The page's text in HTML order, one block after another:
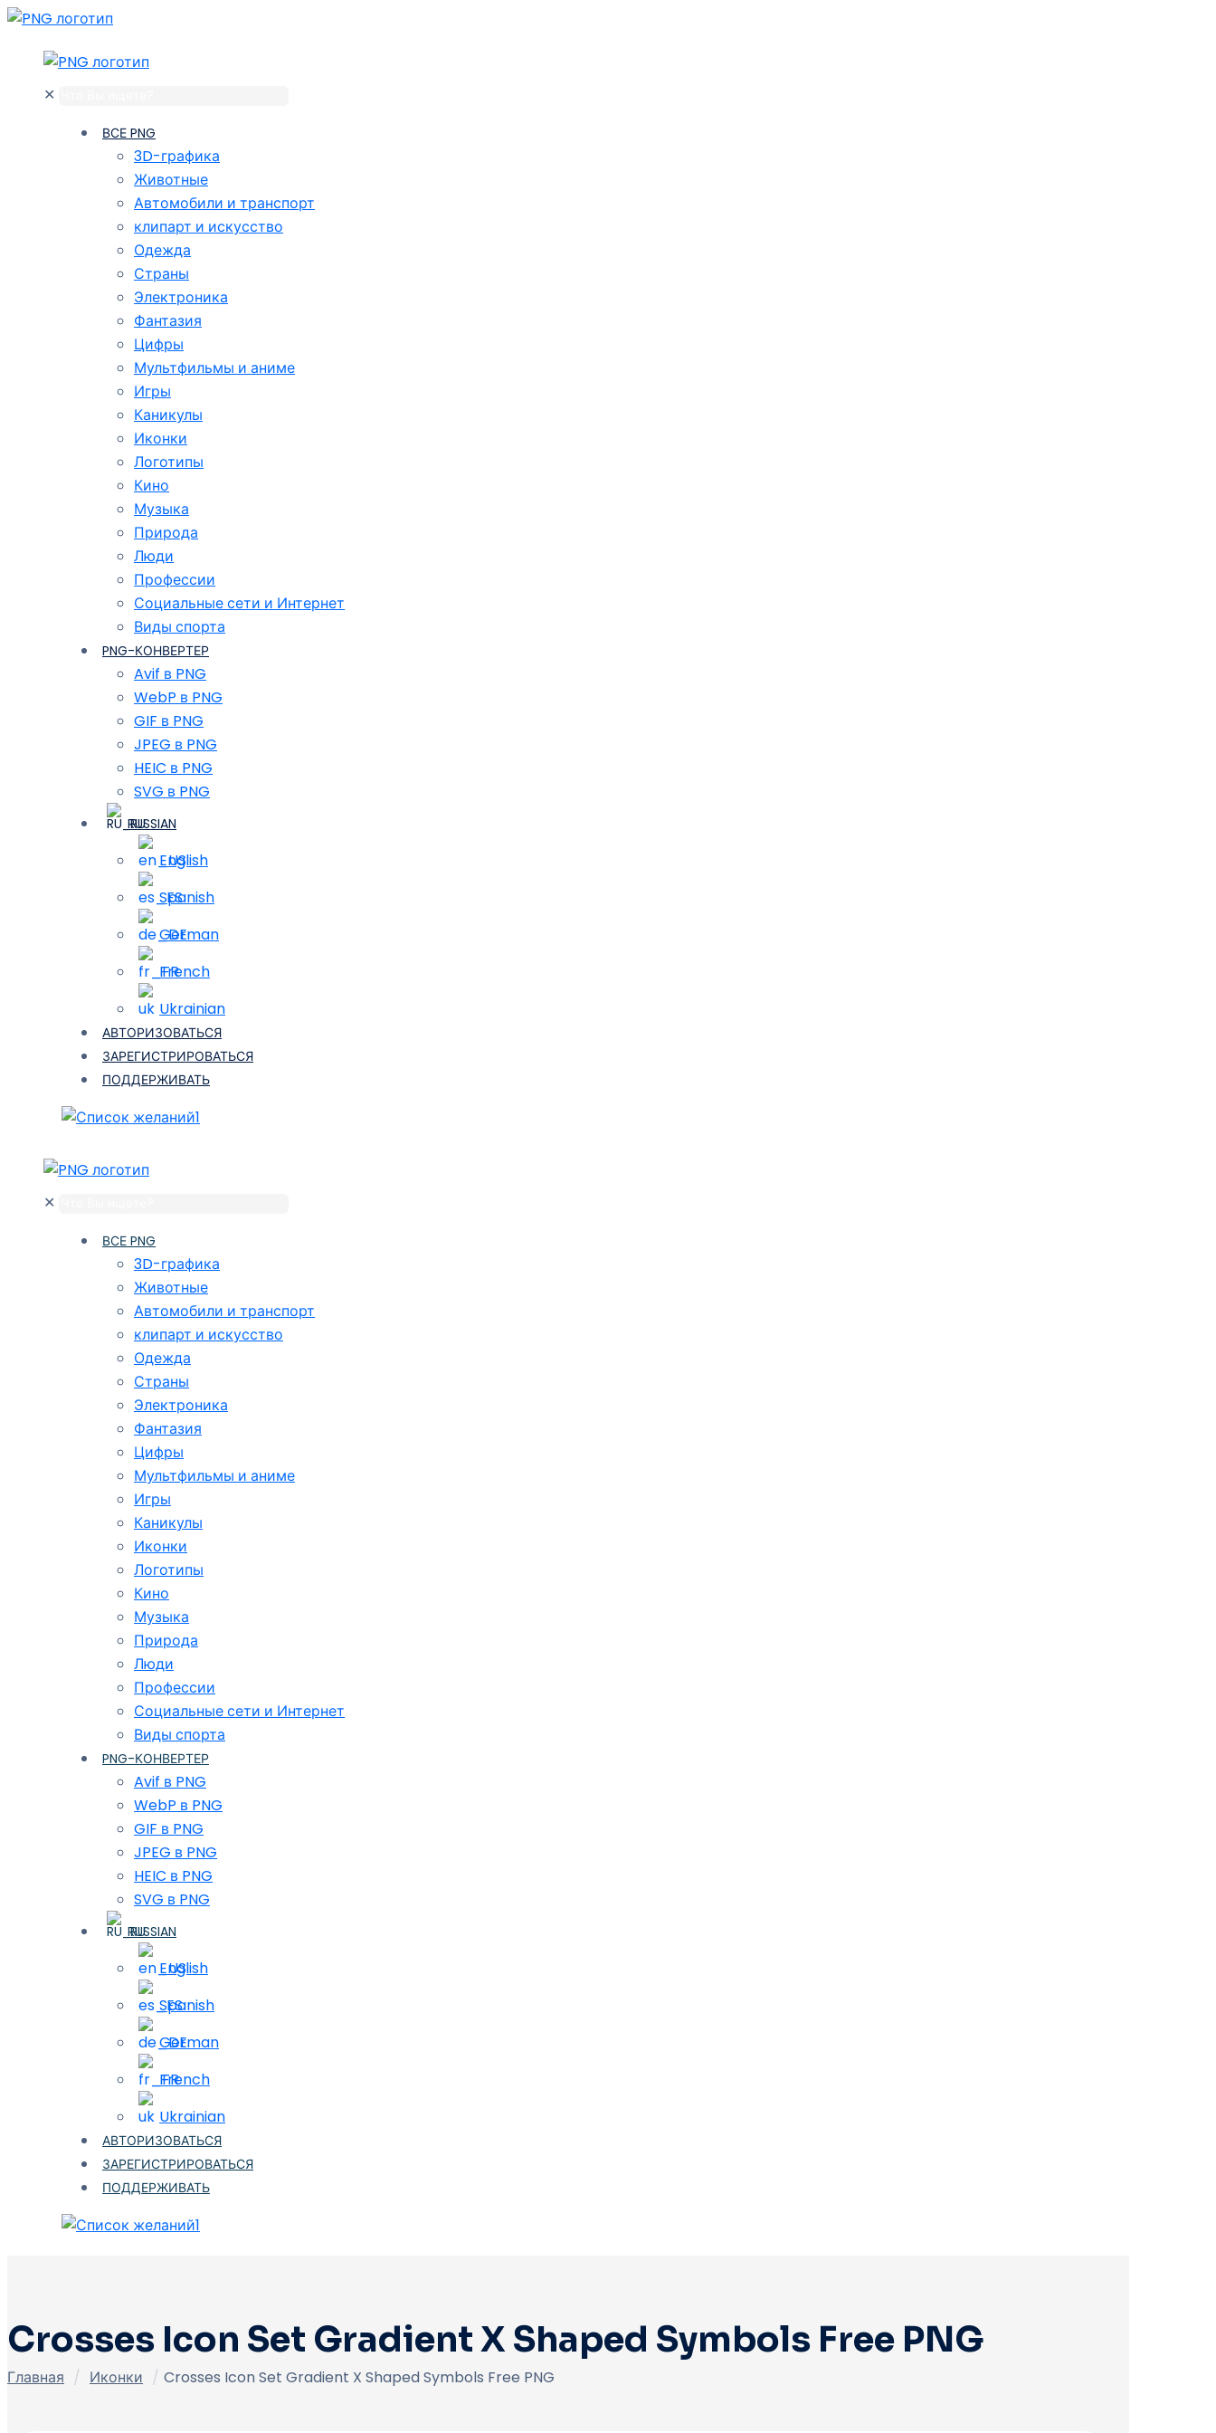
✕
ВСЕ PNG
3D-графика
Животные
Автомобили и транспорт
клипарт и искусство
Одежда
Страны
Электроника
Фантазия
Цифры
Мультфильмы и аниме
Игры
Каникулы
Иконки
Логотипы
Кино
Музыка
Природа
Люди
Профессии
Социальные сети и Интернет
Виды спорта
PNG-КОНВЕРТЕР
Avif в PNG
WebP в PNG
GIF в PNG
JPEG в PNG
HEIC в PNG
SVG в PNG
RUSSIAN
English
Spanish
German
French
Ukrainian
АВТОРИЗОВАТЬСЯ
ЗАРЕГИСТРИРОВАТЬСЯ
ПОДДЕРЖИВАТЬ
1
✕
ВСЕ PNG
3D-графика
Животные
Автомобили и транспорт
клипарт и искусство
Одежда
Страны
Электроника
Фантазия
Цифры
Мультфильмы и аниме
Игры
Каникулы
Иконки
Логотипы
Кино
Музыка
Природа
Люди
Профессии
Социальные сети и Интернет
Виды спорта
PNG-КОНВЕРТЕР
Avif в PNG
WebP в PNG
GIF в PNG
JPEG в PNG
HEIC в PNG
SVG в PNG
RUSSIAN
English
Spanish
German
French
Ukrainian
АВТОРИЗОВАТЬСЯ
ЗАРЕГИСТРИРОВАТЬСЯ
ПОДДЕРЖИВАТЬ
1
Crosses Icon Set Gradient X Shaped Symbols Free PNG
Главная / Иконки / Crosses Icon Set Gradient X Shaped Symbols Free PNG